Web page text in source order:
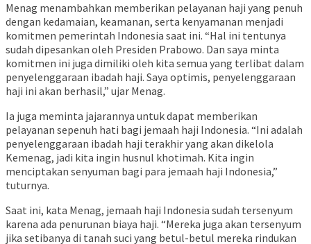
Menag menambahkan memberikan pelayanan haji yang penuh
dengan kedamaian, keamanan, serta kenyamanan menjadi
komitmen pemerintah Indonesia saat ini. “Hal ini tentunya
sudah dipesankan oleh Presiden Prabowo. Dan saya minta
komitmen ini juga dimiliki oleh kita semua yang terlibat dalam
penyelenggaraan ibadah haji. Saya optimis, penyelenggaraan
haji ini akan berhasil,” ujar Menag.
Ia juga meminta jajarannya untuk dapat memberikan
pelayanan sepenuh hati bagi jemaah haji Indonesia. “Ini adalah
penyelenggaraan ibadah haji terakhir yang akan dikelola
Kemenag, jadi kita ingin husnul khotimah. Kita ingin
menciptakan senyuman bagi para jemaah haji Indonesia,”
tuturnya.
Saat ini, kata Menag, jemaah haji Indonesia sudah tersenyum
karena ada penurunan biaya haji. “Mereka juga akan tersenyum
jika setibanya di tanah suci yang betul-betul mereka rindukan